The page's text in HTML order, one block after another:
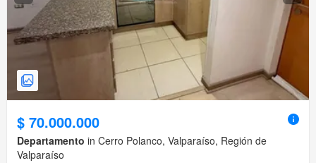
$ 70.000.000
Departamento in Cerro Polanco, Valparaíso, Región de
Valparaíso